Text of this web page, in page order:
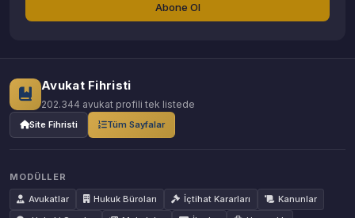
Abone Ol
Avukat Fihristi
202.344 avukat profili tek listede
Site Fihristi Tüm Sayfalar
MODÜLLER
Avukatlar
Hukuk Büroları İçtihat Kararları
Kanunlar